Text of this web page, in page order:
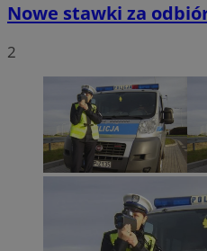
Nowe stawki za
2